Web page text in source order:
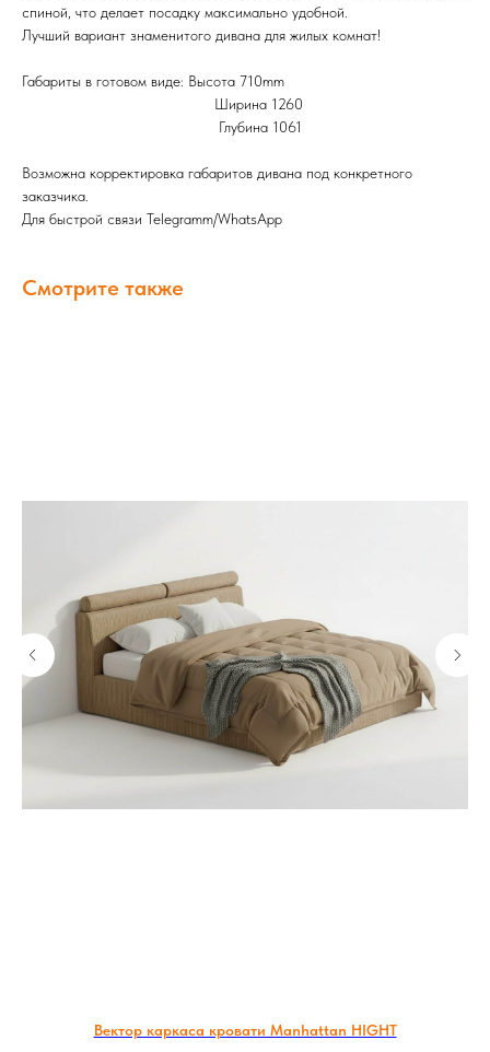
спиной, что делает посадку максимально удобной.
Лучший вариант знаменитого дивана для жилых комнат!
Габариты в готовом виде: Высота 710mm
Ширина 1260
Глубина 1061
Возможна корректировка габаритов дивана под конкретного
заказчика.
Для быстрой связи Telegramm/WhatsApp
Смотрите также
Вектор каркаса кровати Manhattan HIGHT